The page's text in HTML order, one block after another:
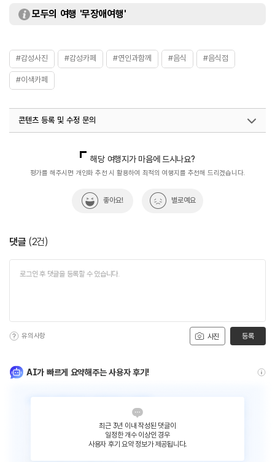
모두의 여행 '무장애여행'
#감성사진 #감성카페 #연인과함께 #음식 #음식점
#이색카페
콘텐츠 등록 및 수정 문의
해당 여행지가 마음에 드시나요?
평가를 해주시면 개인화 추천 시 활용하여 최적의 여행지를 추천해 드리겠습니다.
좋아요! 별로예요
댓글 (2건)
사진
유의사항 등록
AI가 빠르게 요약해주는 사용자 후기!
최근 3년 이내 작성된 댓글이
일정한 개수 이상인 경우
사용자 후기 요약 정보가 제공됩니다.